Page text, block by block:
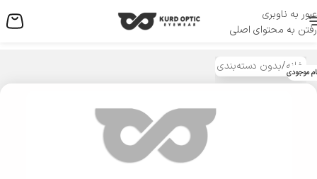
عبور به ناوبری
رفتن به محتوای اصلی
منو
خانه/بدون دسته‌بندی موجودی